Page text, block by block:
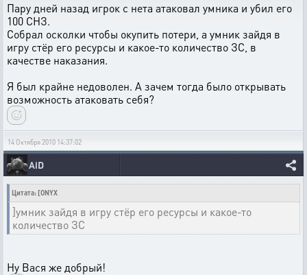
Пару дней назад игрок с нета атаковал умника и убил его
100 СНЗ.
Собрал осколки чтобы окупить потери, а умник зайдя в
игру стёр его ресурсы и какое-то количество ЗС, в
качестве наказания.
Я был крайне недоволен. А зачем тогда было открывать
возможность атаковать себя?
14 Октября 2010 14:37:02
AiD
Цитата: [ONYX
]умник зайдя в игру стёр его ресурсы и какое-то
количество ЗС
Ну Вася же добрый!